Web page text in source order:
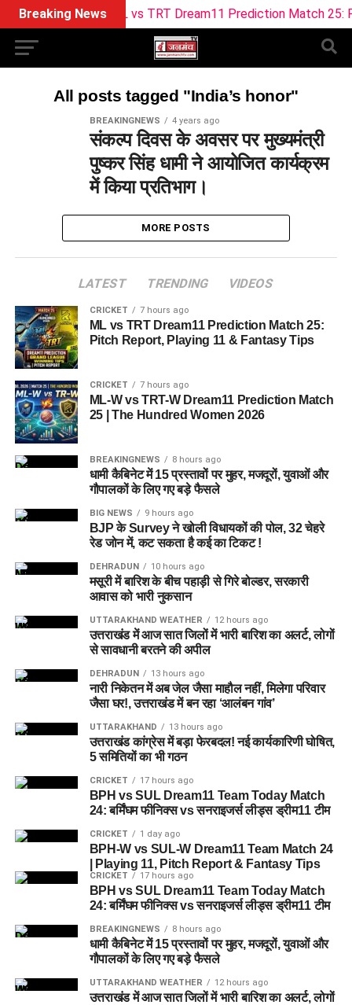
Breaking NewsML vs TRT Dream11 Prediction Match 25:
All posts tagged "India’s honor"
BREAKINGNEWS 4 years ago
संकल्प दिवस के अवसर पर मुख्यमंत्री
पुष्कर सिंह धामी ने आयोजित कार्यक्रम
में किया प्रतिभाग।
MORE POSTS
LATEST TRENDING VIDEOS
CRICKET 7 hours ago
ML vs TRT Dream11 Prediction Match 25:
Pitch Report, Playing 11 & Fantasy Tips
CRICKET 7 hours ago
ML-W vs TRT-W Dream11 Prediction Match
25 | The Hundred Women 2026
BREAKINGNEWS 8 hours ago
धामी कैबिनेट में 15 प्रस्तावों पर मुहर, मजदूरों, युवाओं और
गौपालकों के लिए गए बड़े फैसले
BIG NEWS 9 hours ago
BJP के Survey ने खोली विधायकों की पोल, 32 चेहरे
रेड जोन में, कट सकता है कई का टिकट !
DEHRADUN 10 hours ago
मसूरी में बारिश के बीच पहाड़ी से गिरे बोल्डर, सरकारी
आवास को भारी नुकसान
UTTARAKHAND WEATHER 12 hours ago
उत्तराखंड में आज सात जिलों में भारी बारिश का अलर्ट, लोगों
से सावधानी बरतने की अपील
DEHRADUN 13 hours ago
नारी निकेतन में अब जेल जैसा माहौल नहीं, मिलेगा परिवार
जैसा घर!, उत्तराखंड में बन रहा ‘आलंबन गांव’
UTTARAKHAND 13 hours ago
उत्तराखंड कांग्रेस में बड़ा फेरबदल! नई कार्यकारिणी घोषित,
5 समितियों का भी गठन
CRICKET 17 hours ago
BPH vs SUL Dream11 Team Today Match
24: बर्मिंघम फीनिक्स vs सनराइजर्स लीड्स ड्रीम11 टीम
CRICKET 1 day ago
BPH-W vs SUL-W Dream11 Team Match 24
| Playing 11, Pitch Report & Fantasy Tips
CRICKET 17 hours ago
BPH vs SUL Dream11 Team Today Match
24: बर्मिंघम फीनिक्स vs सनराइजर्स लीड्स ड्रीम11 टीम
BREAKINGNEWS 8 hours ago
धामी कैबिनेट में 15 प्रस्तावों पर मुहर, मजदूरों, युवाओं और
गौपालकों के लिए गए बड़े फैसले
UTTARAKHAND WEATHER 12 hours ago
उत्तराखंड में आज सात जिलों में भारी बारिश का अलर्ट, लोगों